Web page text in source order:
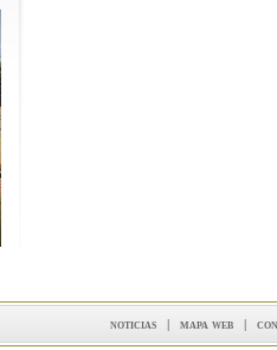
noticias | mapa web |